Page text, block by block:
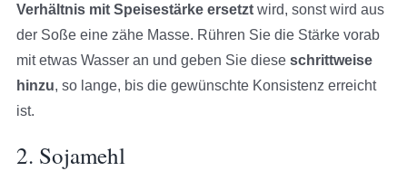
Verhältnis mit Speisestärke ersetztwird, sonst wird aus
der Soße eine zähe Masse. Rühren Sie die Stärke vorab
mit etwas Wasser an und geben Sie diese schrittweise
hinzu, so lange, bis die gewünschte Konsistenz erreicht
ist.
2. Sojamehl